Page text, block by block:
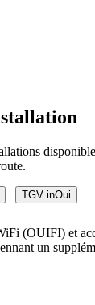
TGV inOui
(OUIFI) et
un